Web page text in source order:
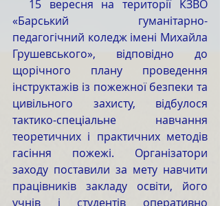
«Барський гуманітарно-
педагогічний коледж імені Михайла
Грушевського», відповідно до
щорічного плану проведення
інструктажів із пожежної безпеки та
цивільного захисту, відбулося
тактико-спеціальне навчання
теоретичних і практичних методів
гасіння пожежі. Організатори
заходу поставили за мету навчити
працівників закладу освіти, його
учнів і студентів оперативно